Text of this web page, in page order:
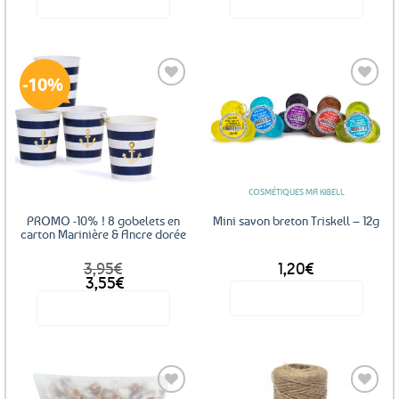
10%
Ajouter
favoris
PROMO -10% ! 8 gobelets en
carton Marinière & Ancre dorée
3,95€
Le
prix
3,55€
Le
prix
Ajouter
aux
COSMÉTIQUES MA KIBELL
Mini savon breton Triskell – 12g
1,20€